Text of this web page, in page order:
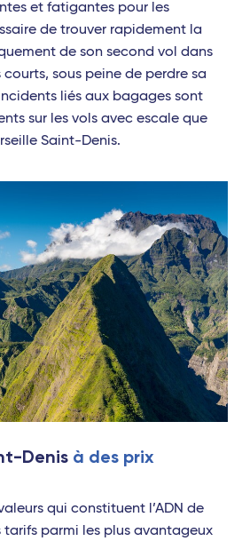
et fatigantes pour les
de trouver rapidement la
de son second vol dans
sous peine de perdre sa
liés aux bagages sont
sur les vols avec escale que
Saint-Denis.
Denis à des prix
qui constituent l’ADN de
tarifs parmi les plus avantageux